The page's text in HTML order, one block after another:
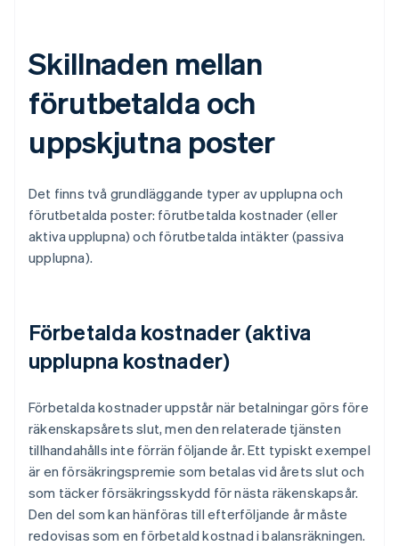
Skillnaden mellan
förutbetalda och
uppskjutna poster
Det finns två grundläggande typer av upplupna och
förutbetalda poster: förutbetalda kostnader (eller
aktiva upplupna) och förutbetalda intäkter (passiva
upplupna).
Förbetalda kostnader (aktiva
upplupna kostnader)
Förbetalda kostnader uppstår när betalningar görs före
räkenskapsårets slut, men den relaterade tjänsten
tillhandahålls inte förrän följande år. Ett typiskt exempel
är en försäkringspremie som betalas vid årets slut och
som täcker försäkringsskydd för nästa räkenskapsår.
Den del som kan hänföras till efterföljande år måste
redovisas som en förbetald kostnad i balansräkningen.